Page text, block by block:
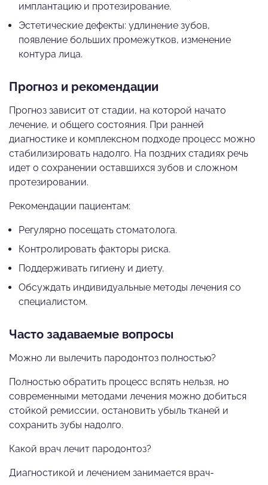
имплантацию и протезирование.
Эстетические дефекты: удлинение зубов,
появление больших промежутков, изменение
контура лица.
Прогноз и рекомендации
Прогноз зависит от стадии, на которой начато
лечение, и общего состояния. При ранней
диагностике и комплексном подходе процесс можно
стабилизировать надолго. На поздних стадиях речь
идет о сохранении оставшихся зубов и сложном
протезировании.
Рекомендации пациентам:
Регулярно посещать стоматолога.
Контролировать факторы риска.
Поддерживать гигиену и диету.
Обсуждать индивидуальные методы лечения со
специалистом.
Часто задаваемые вопросы
Можно ли вылечить пародонтоз полностью?
Полностью обратить процесс вспять нельзя, но
современными методами лечения можно добиться
стойкой ремиссии, остановить убыль тканей и
сохранить зубы надолго.
Какой врач лечит пародонтоз?
Диагностикой и лечением занимается врач-